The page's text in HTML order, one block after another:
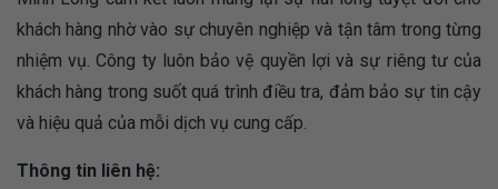
khách hàng nhờ vào sự chuyên nghiệp và tận tâm trong từng
nhiệm vụ. Công ty luôn bảo vệ quyền lợi và sự riêng tư của
khách hàng trong suốt quá trình điều tra, đảm bảo sự tin cậy
và hiệu quả của mỗi dịch vụ cung cấp.
Thông tin liên hệ: